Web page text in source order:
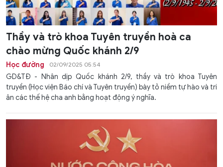
Thầy và trò khoa Tuyên truyền hoà ca
chào mừng Quốc khánh 2/9
Học đường 02/09/2025 05:54
GD&TĐ - Nhân dịp Quốc khánh 2/9, thầy và trò khoa Tuyên
truyền (Học viện Báo chí và Tuyên truyền) bày tỏ niềm tự hào và tri
ân các thế hệ cha anh bằng hoạt động ý nghĩa.